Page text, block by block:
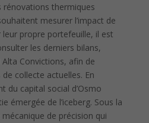
thermiques
mesurer l’impact de
propre portefeuille, il est
les derniers bilans,
Convictions, afin de
collecte actuelles. En
du capital social d’Osmo
émergée de l’iceberg. Sous la
de précision qui